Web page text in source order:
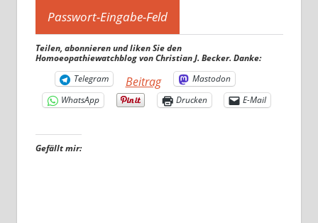
Teilen, abonnieren und liken Sie den
Homoeopathiewatchblog von Christian J. Becker. Danke:
Telegram
Beitrag
Mastodon
WhatsApp
Drucken E-Mail
Gefällt mir: